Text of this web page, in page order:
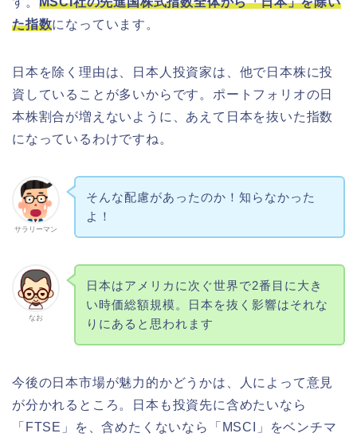
た指数になっています。
日本を除く理由は、日本人投資家は、他で日本株に投
資していることが多いからです。ポートフォリオの日
本株割合が増えないように、あえて日本を抜いた指数
になっているわけですね。
サラリーマン
そんな配慮があったのか！知らなかった
よ！
なお
日本はアメリカに次ぐ世界で2番目に大き
い時価総額規模。日本を抜く影響はそれな
りにあると思われます
今後の日本市場が魅力的かどうかは、人によって意見
が分かれるところ。日本も投資先に含めたいなら
「FTSE」を、含めたくないなら「MSCI」をベンチマ